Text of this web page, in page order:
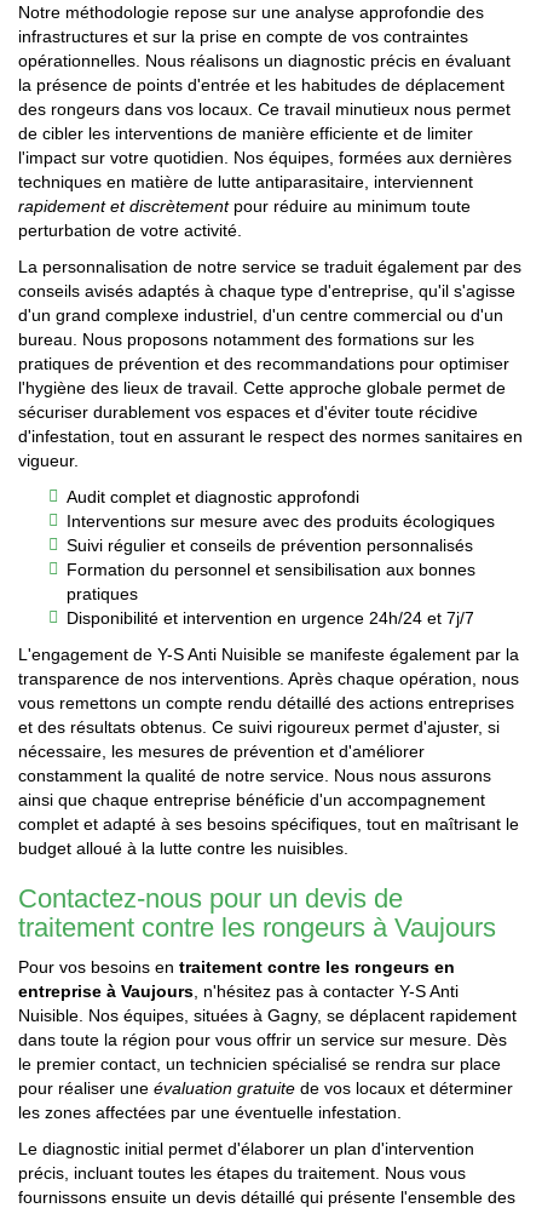
Notre méthodologie repose sur une analyse approfondie des
infrastructures et sur la prise en compte de vos contraintes
opérationnelles. Nous réalisons un diagnostic précis en évaluant
la présence de points d'entrée et les habitudes de déplacement
des rongeurs dans vos locaux. Ce travail minutieux nous permet
de cibler les interventions de manière efficiente et de limiter
l'impact sur votre quotidien. Nos équipes, formées aux dernières
techniques en matière de lutte antiparasitaire, interviennent
rapidement et discrètementpour réduire au minimum toute
perturbation de votre activité.
La personnalisation de notre service se traduit également par des
conseils avisés adaptés à chaque type d'entreprise, qu'il s'agisse
d'un grand complexe industriel, d'un centre commercial ou d'un
bureau. Nous proposons notamment des formations sur les
pratiques de prévention et des recommandations pour optimiser
l'hygiène des lieux de travail. Cette approche globale permet de
sécuriser durablement vos espaces et d'éviter toute récidive
d'infestation, tout en assurant le respect des normes sanitaires en
vigueur.
Audit complet et diagnostic approfondi
Interventions sur mesure avec des produits écologiques
Suivi régulier et conseils de prévention personnalisés
Formation du personnel et sensibilisation aux bonnes
pratiques
Disponibilité et intervention en urgence 24h/24 et 7j/7
L'engagement de Y-S Anti Nuisible se manifeste également par la
transparence de nos interventions. Après chaque opération, nous
vous remettons un compte rendu détaillé des actions entreprises
et des résultats obtenus. Ce suivi rigoureux permet d'ajuster, si
nécessaire, les mesures de prévention et d'améliorer
constamment la qualité de notre service. Nous nous assurons
ainsi que chaque entreprise bénéficie d'un accompagnement
complet et adapté à ses besoins spécifiques, tout en maîtrisant le
budget alloué à la lutte contre les nuisibles.
Contactez-nous pour un devis de
traitement contre les rongeurs à Vaujours
Pour vos besoins en traitement contre les rongeurs en
entreprise à Vaujours , n'hésitez pas à contacter Y-S Anti
Nuisible. Nos équipes, situées à Gagny, se déplacent rapidement
dans toute la région pour vous offrir un service sur mesure. Dès
le premier contact, un technicien spécialisé se rendra sur place
pour réaliser une évaluation gratuite de vos locaux et déterminer
les zones affectées par une éventuelle infestation.
Le diagnostic initial permet d'élaborer un plan d'intervention
précis, incluant toutes les étapes du traitement. Nous vous
fournissons ensuite un devis détaillé qui présente l'ensemble des